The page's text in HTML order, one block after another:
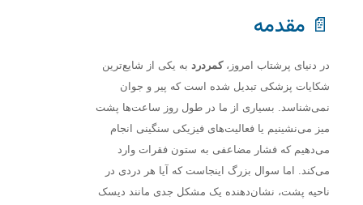
📄 مقدمه
در دنیای پرشتاب امروز،کمردرد به یکی از شایع‌ترین
شکایات پزشکی تبدیل شده است که پیر و جوان
نمی‌شناسد. بسیاری از ما در طول روز ساعت‌ها پشت
میز می‌نشینیم یا فعالیت‌های فیزیکی سنگینی انجام
می‌دهیم که فشار مضاعفی به ستون فقرات وارد
می‌کند. اما سوال بزرگ اینجاست که آیا هر دردی در
ناحیه پشت، نشان‌دهنده یک مشکل جدی مانند دیسک